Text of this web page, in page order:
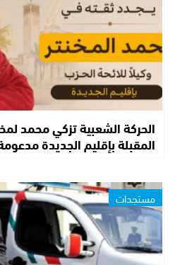
الحركة الشعبية تزكي محمد
المقبلة بإقليم الجديدة
مستجدات